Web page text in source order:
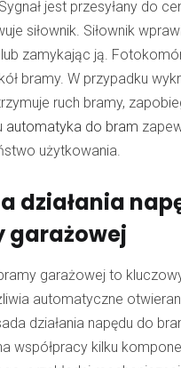
jest przesyłany do
siłownik. Siłownik
zamykając ją.
bramy. W przypadku
ruch bramy,
automatyka do bram
użytkowania.
działania
garażowej
garażowej to
automatyczne
działania napędu do
współpracy kilku